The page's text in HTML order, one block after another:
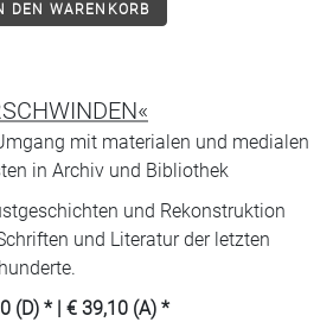
DEN WARENKORB
mit materialen und medialen
in Archiv und Bibliothek
und Rekonstruktion
und Literatur der letzten
(D) * | € 39,10 (A) *